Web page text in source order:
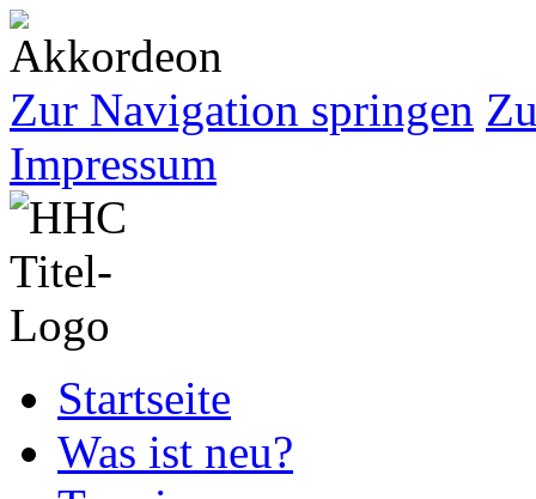
Zur Navigation springen
Impressum
Startseite
Was ist neu?